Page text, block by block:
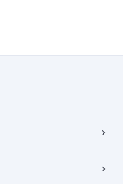
학동, 트윈트리빌딩) B동 5층
로 24, 7층, 8층 미소